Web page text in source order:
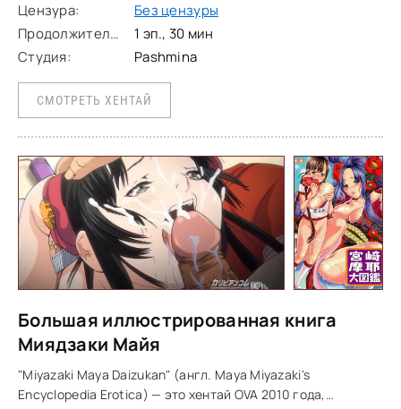
Цензура:
Без цензуры
Продолжительность:
1 эп., 30 мин
Студия:
Pashmina
СМОТРЕТЬ ХЕНТАЙ
Большая иллюстрированная книга
Миядзаки Майя
"Miyazaki Maya Daizukan" (англ. Maya Miyazaki's
Encyclopedia Erotica) — это хентай OVA 2010 года,